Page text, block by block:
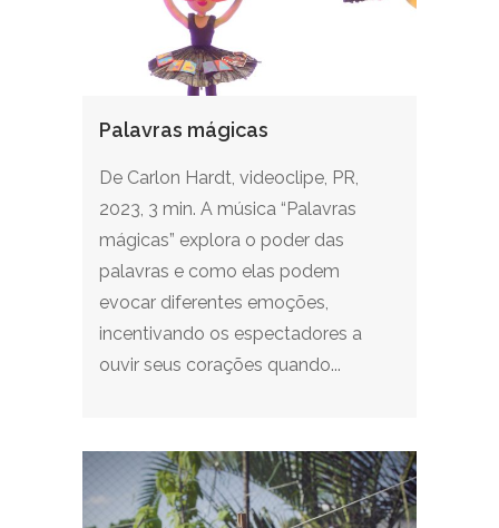
Palavras mágicas
De Carlon Hardt, videoclipe, PR,
2023, 3 min. A música “Palavras
mágicas” explora o poder das
palavras e como elas podem
evocar diferentes emoções,
incentivando os espectadores a
ouvir seus corações quando...